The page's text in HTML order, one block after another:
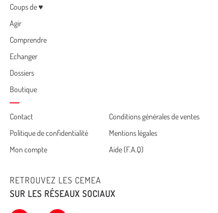
Menu
Coups de ♥
Agir
Comprendre
Echanger
Dossiers
Boutique
Cemea
footer
Contact
Conditions générales de ventes
Politique de confidentialité
Mentions légales
Mon compte
Aide (F.A.Q)
RETROUVEZ LES CEMEA
SUR LES RÉSEAUX SOCIAUX